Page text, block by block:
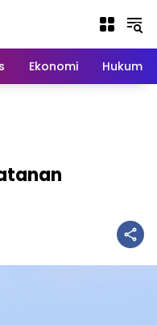
Ekonomi Hukum